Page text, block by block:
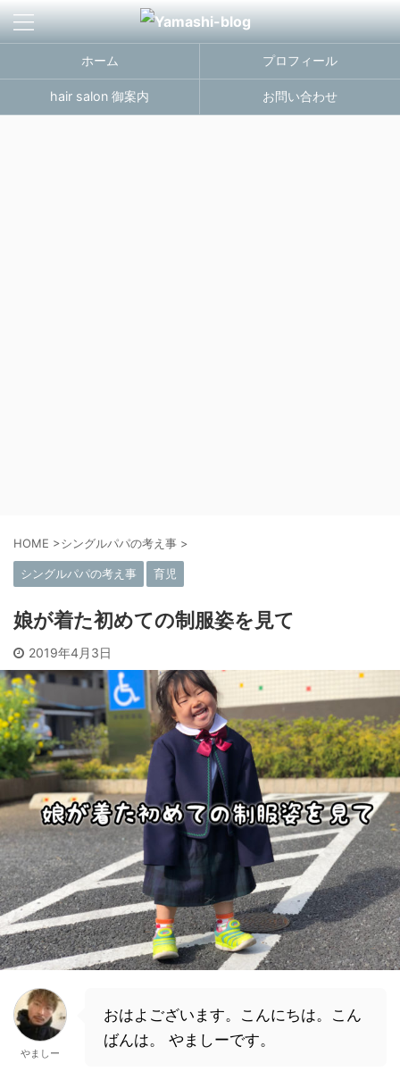
ホーム プロフィール
hair salon 御案内 お問い合わせ
HOME >シングルパパの考え事 >
シングルパパの考え事 育児
娘が着た初めての制服姿を見て
2019年4月3日
やましー
おはよございます。こんにちは。こん
ばんは。 やましーです。